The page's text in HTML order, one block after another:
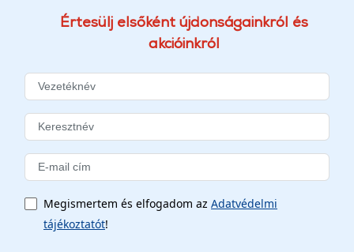
Értesülj elsőként újdonságainkról és
akcióinkról
Megismertem és elfogadom az Adatvédelmi
tájékoztatót!